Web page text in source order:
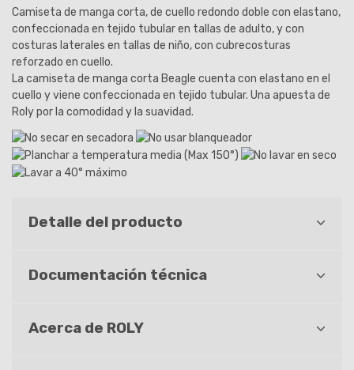
Camiseta de manga corta, de cuello redondo doble con elastano,
confeccionada en tejido tubular en tallas de adulto, y con
costuras laterales en tallas de niño, con cubrecosturas
reforzado en cuello.
La camiseta de manga corta Beagle cuenta con elastano en el
cuello y viene confeccionada en tejido tubular. Una apuesta de
Roly por la comodidad y la suavidad.
Detalle del producto
Documentación técnica
Acerca de ROLY